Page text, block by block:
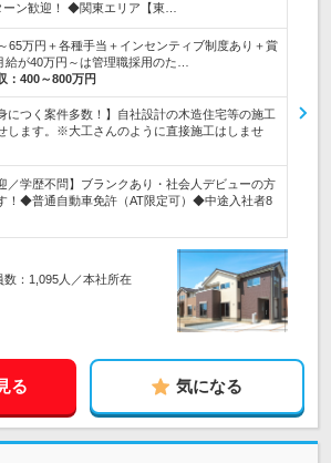
ーン歓迎！ ◆関東エリア【東…
65万円＋各種手当＋インセンティブ制度あり＋賞
が40万円～は管理職採用のた…
： 400～800万円
につく案件多数！】自社設計の木造住宅等の施工
します。※大工さんのように直接施工はしませ
／学歴不問】ブランクあり・社会人デビューの方
！◆普通自動車免許（AT限定可）◆中途入社者8
：1,095人／本社所在
る 気になる